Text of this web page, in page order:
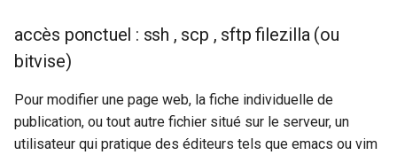
n
accès ponctuel : ssh , scp , sftp filezilla (ou
bitvise)
Pour modifier une page web, la fiche individuelle de
publication, ou tout autre fichier situé sur le serveur, un
utilisateur qui pratique des éditeurs tels que emacs ou vim